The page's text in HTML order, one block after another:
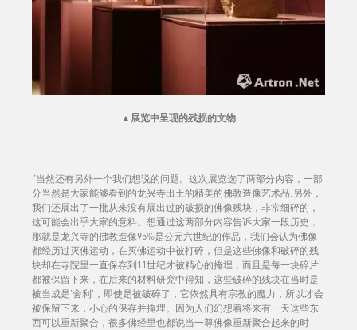
▲ 展览中呈现的残损的文物
“当然还有另外一个我们想说的问题。这次展览选了两部分内容，一部
分当然是大家能够看到的龙兴寺出土的精美的佛教造像艺术品;另外，
我们还展出了一批从来没有展出过的破损的佛像残块，非常细碎的，
这可能会出乎大家的意料。想通过这两部分内容告诉大家一段历史，
那就是龙兴寺的佛教造像95%是公元六世纪的作品，我们会认为佛像
都经历过灭佛运动，在灭佛运动中被打碎，但是这些佛像和破碎的残
块却在寺院里一直保存到11世纪才被精心的掩埋，而且是每一块碎片
都被保留下来，在后来的材料研究中得知，这些破碎的残块在当时是
被当成是‘舍利’，即使是被破碎了，它依然具有宗教的魔力，所以才会
被保留下来，小心的保存并掩埋。因为人们幻想着将来有一天这些东
西可以重新聚合，很多佛经里也都说当一尊佛像重新聚合起来的时